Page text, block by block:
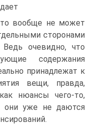
вообще не может
сторонами
Ведь очевидно, что
содержания
принадлежат к
вещи, правда,
нюансы чего-то,
они уже не даются